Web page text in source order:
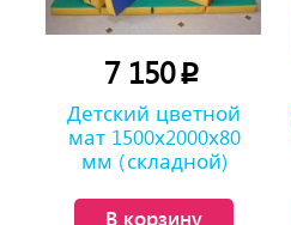
7 150p
Детский цветной
мат 1500х2000х80
мм (складной)
В корзину